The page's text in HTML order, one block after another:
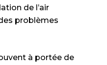
de l’air
problèmes
à portée de